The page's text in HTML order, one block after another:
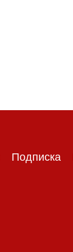
Подписка